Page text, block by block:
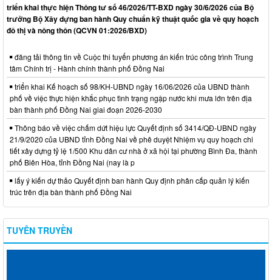
triển khai thực hiện Thông tư số 46/2026/TT-BXD ngày 30/6/2026 của Bộ
trưởng Bộ Xây dựng ban hành Quy chuẩn kỹ thuật quốc gia về quy hoạch
đô thị và nông thôn (QCVN 01:2026/BXD)
đăng tải thông tin về Cuộc thi tuyển phương án kiến trúc công trình Trung
tâm Chính trị - Hành chính thành phố Đồng Nai
triển khai Kế hoạch số 98/KH-UBND ngày 16/06/2026 của UBND thành
phố về việc thực hiện khắc phục tình trạng ngập nước khi mưa lớn trên địa
bàn thành phố Đồng Nai giai đoạn 2026-2030
Thông báo về việc chấm dứt hiệu lực Quyết định số 3414/QĐ-UBND ngày
21/9/2020 của UBND tỉnh Đồng Nai về phê duyệt Nhiệm vụ quy hoạch chi
tiết xây dựng tỷ lệ 1/500 Khu dân cư nhà ở xã hội tại phường Bình Đa, thành
phố Biên Hòa, tỉnh Đồng Nai (nay là p
lấy ý kiến dự thảo Quyết định ban hành Quy định phân cấp quản lý kiến
trúc trên địa bàn thành phố Đồng Nai
TUYÊN TRUYỀN